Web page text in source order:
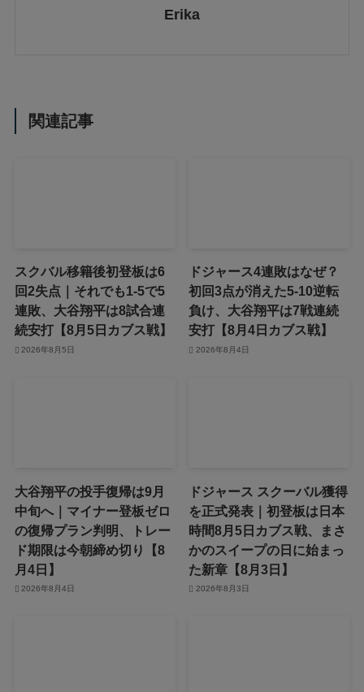
Erika
関連記事
スクバル移籍後初登板は6
回2失点｜それでも1-5で5
連敗、大谷翔平は8試合連
続安打【8月5日カブス戦】
2026年8月5日
ドジャース4連敗はなぜ？
初回3点が消えた5-10逆転
負け、大谷翔平は7戦連続
安打【8月4日カブス戦】
2026年8月4日
大谷翔平の投手復帰は9月
中旬へ｜マイナー登板ゼロ
の復帰プラン判明、トレー
ド期限は今朝締め切り【8
月4日】
2026年8月4日
ドジャース スクーバル獲得
を正式発表｜初登板は日本
時間8月5日カブス戦、まさ
かのスイープの日に始まっ
た新章【8月3日】
2026年8月3日